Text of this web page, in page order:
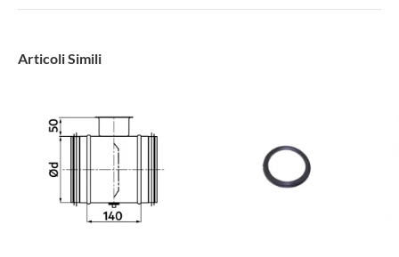
Articoli Simili